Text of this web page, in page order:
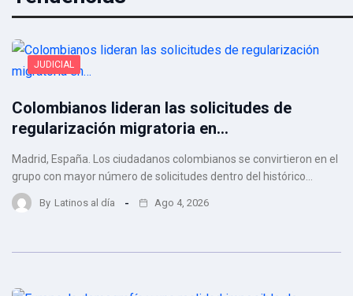
JUDICIAL
Colombianos lideran las solicitudes de
regularización migratoria en…
Madrid, España. Los ciudadanos colombianos se convirtieron en el
grupo con mayor número de solicitudes dentro del histórico…
By Latinos al día Ago 4, 2026